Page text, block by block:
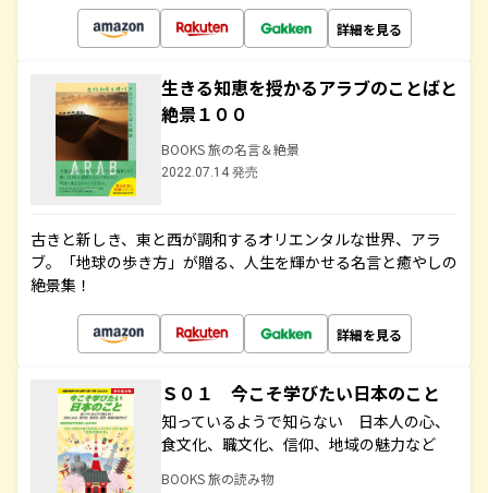
詳細を見る
生きる知恵を授かるアラブのことばと
絶景１００
BOOKS 旅の名言＆絶景
2022.07.14 発売
古きと新しき、東と西が調和するオリエンタルな世界、アラ
ブ。「地球の歩き方」が贈る、人生を輝かせる名言と癒やしの
絶景集！
詳細を見る
Ｓ０１ 今こそ学びたい日本のこと
知っているようで知らない 日本人の心、
食文化、職文化、信仰、地域の魅力など
BOOKS 旅の読み物